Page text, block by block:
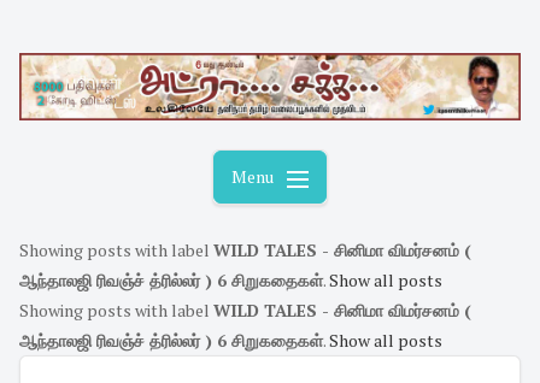
content
Menu
Showing posts with label WILD TALES - சினிமா விமர்சனம் (
ஆந்தாலஜி ரிவஞ்ச் த்ரில்லர் ) 6 சிறுகதைகள்.Show all posts
Showing posts with label WILD TALES - சினிமா விமர்சனம் (
ஆந்தாலஜி ரிவஞ்ச் த்ரில்லர் ) 6 சிறுகதைகள்.Show all posts